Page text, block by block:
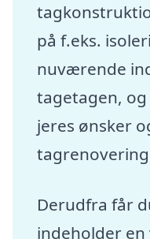
på f.eks.
nuværende
tagetagen,
jeres ønsker
Derudfra får
indeholder